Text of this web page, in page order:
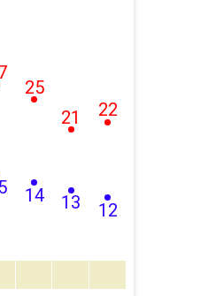
14
25
13
21
12
22